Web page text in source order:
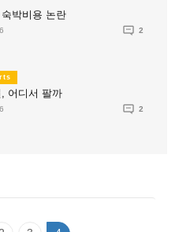
박비용 논란
2
어디서 팔까
2